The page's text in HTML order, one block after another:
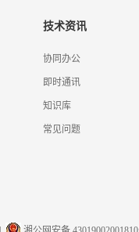
技术资讯
协同办公
即时通讯
知识库
常见问题